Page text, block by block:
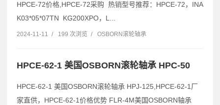
HPCE-72价格,HPCE-72采购 热销型号推荐：HPCE-72，INA
K03*05*07TN KG200XPO，L...
2024-11-11 / 199 次浏览 / OSBORN滚轮轴承
HPCE-62-1 美国OSBORN滚轮轴承 HPC-50
HPCE-62-1 美国OSBORN滚轮轴承 HPJ-125,HPCE-62-1厂
家直供，HPCE-62-1价格优势 FLR-4M美国OSBORN轴承